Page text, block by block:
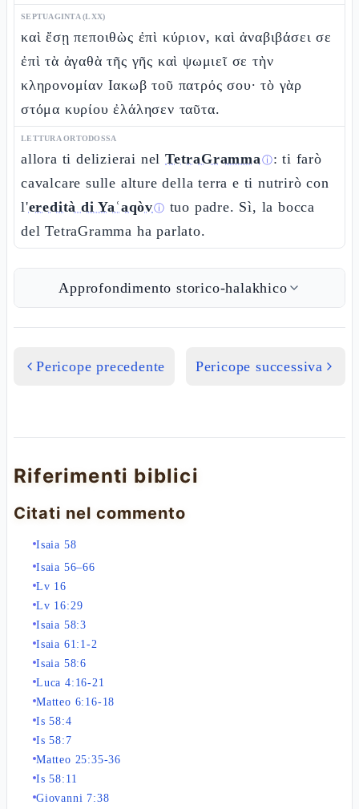
SEPTUAGINTA (LXX)
καὶ ἔσῃ πεποιθὼς ἐπὶ κύριον, καὶ ἀναβιβάσει σε
ἐπὶ τὰ ἀγαθὰ τῆς γῆς καὶ ψωμιεῖ σε τὴν
κληρονομίαν Ιακωβ τοῦ πατρός σου· τὸ γὰρ
στόμα κυρίου ἐλάλησεν ταῦτα.
LETTURA ORTODOSSA
allora ti delizierai nel TetraGrammaⓘ: ti farò
cavalcare sulle alture della terra e ti nutrirò con
l'eredità di Yaʿaqòvⓘ tuo padre. Sì, la bocca
del TetraGramma ha parlato.
Approfondimento storico-halakhico
Pericope precedente Pericope successiva
Riferimenti biblici
Citati nel commento
Isaia 58
Isaia 56–66
Lv 16
Lv 16:29
Isaia 58:3
Isaia 61:1-2
Isaia 58:6
Luca 4:16-21
Matteo 6:16-18
Is 58:4
Is 58:7
Matteo 25:35-36
Is 58:11
Giovanni 7:38